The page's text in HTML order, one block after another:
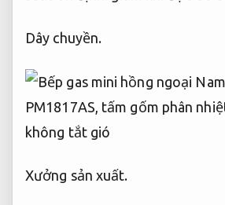
Dây chuyền.
Xưởng sản xuất.